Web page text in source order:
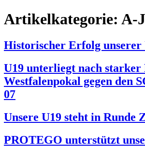
Artikelkategorie: A-
Historischer Erfolg unserer
U19 unterliegt nach starker
Westfalenpokal gegen den
07
Unsere U19 steht in Runde
PROTEGO unterstützt